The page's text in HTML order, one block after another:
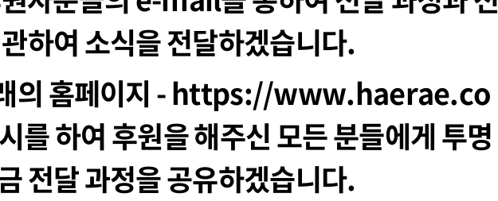
하여 소식을 전달하겠습니다.
의 홈페이지 - https://www.haerae.co
를 하여 후원을 해주신 모든 분들에게 투명
전달 과정을 공유하겠습니다.